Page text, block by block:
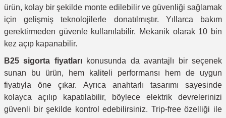
ürün, kolay bir şekilde monte edilebilir ve güvenliği sağlamak
için gelişmiş teknolojilerle donatılmıştır. Yıllarca bakım
gerektirmeden güvenle kullanılabilir. Mekanik olarak 10 bin
kez açıp kapanabilir.
B25 sigorta fiyatlarıkonusunda da avantajlı bir seçenek
sunan bu ürün, hem kaliteli performansı hem de uygun
fiyatıyla öne çıkar. Ayrıca anahtarlı tasarımı sayesinde
kolayca açılıp kapatılabilir, böylece elektrik devrelerinizi
güvenli bir şekilde kontrol edebilirsiniz. Trip-free özelliği ile